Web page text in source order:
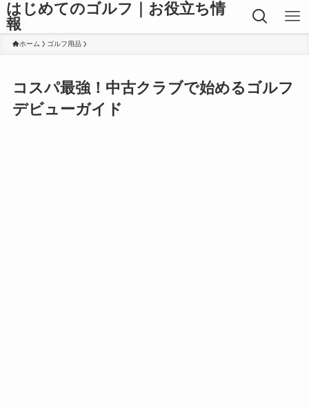
はじめてのゴルフ｜お役立ち情
報
ホーム ゴルフ用品
コスパ最強！中古クラブで始めるゴルフ
デビューガイド